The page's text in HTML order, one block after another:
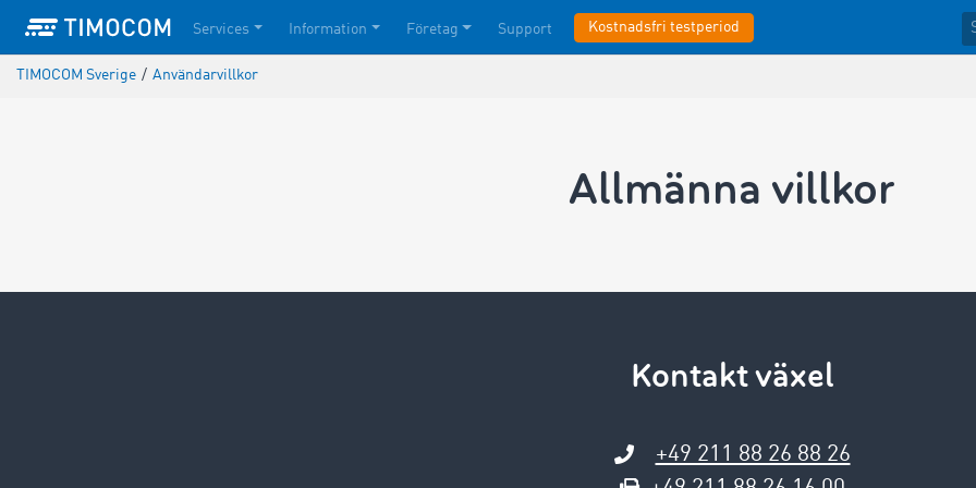
Services Information Företag Support Kostnadsfri testperiod
TIMOCOM Sverige / Användarvillkor
Allmänna­ villkor
Kontakt växel
+49 211 88 26 88 26